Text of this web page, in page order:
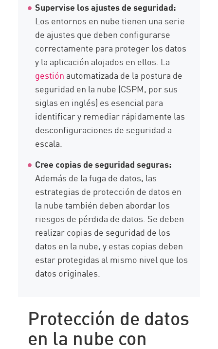
Supervise los ajustes de seguridad:
Los entornos en nube tienen una serie
de ajustes que deben configurarse
correctamente para proteger los datos
y la aplicación alojados en ellos. La
gestión automatizada de la postura de
seguridad en la nube (CSPM, por sus
siglas en inglés) es esencial para
identificar y remediar rápidamente las
desconfiguraciones de seguridad a
escala.
Cree copias de seguridad seguras:
Además de la fuga de datos, las
estrategias de protección de datos en
la nube también deben abordar los
riesgos de pérdida de datos. Se deben
realizar copias de seguridad de los
datos en la nube, y estas copias deben
estar protegidas al mismo nivel que los
datos originales.
Protección de datos
en la nube con